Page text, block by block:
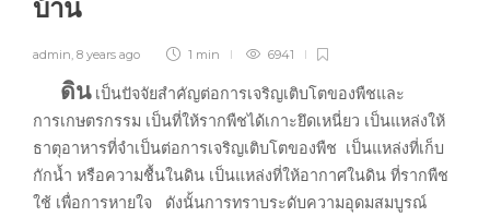
บ้าน
admin 8 years ago 1 min 6941
ดินเป็นปัจจัยสำคัญต่อการเจริญเติบโตของพืชและ
การเกษตรกรรม เป็นที่ให้รากพืชได้เกาะยึดเหนี่ยว เป็นแหล่งให้
ธาตุอาหารที่จำเป็นต่อการเจริญเติบโตของพืช เป็นแหล่งที่เก็บ
กักน้ำ หรือความชื้นในดิน เป็นแหล่งที่ให้อากาศในดิน ที่รากพืช
ใช้ เพื่อการหายใจ ดังนั้นการทราบระดับความอุดมสมบูรณ์